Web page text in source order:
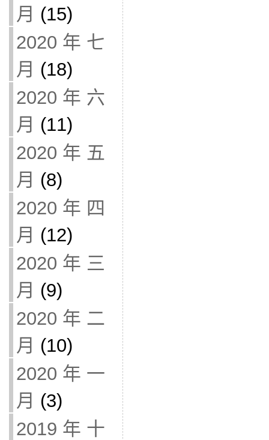
月 (15)
2020 年 七
月 (18)
2020 年 六
月 (11)
2020 年 五
月 (8)
2020 年 四
月 (12)
2020 年 三
月 (9)
2020 年 二
月 (10)
2020 年 一
月 (3)
2019 年 十